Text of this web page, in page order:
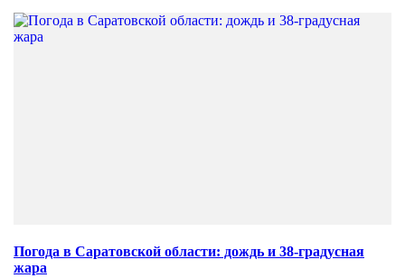
Погода в Саратовской области: дождь и 38-градусная
жара